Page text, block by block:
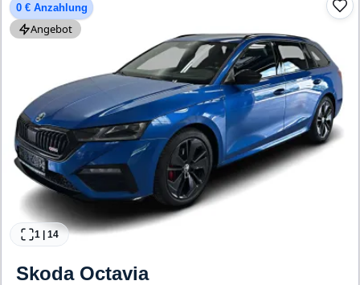
0 € Anzahlung
Angebot
1 14
Skoda Octavia